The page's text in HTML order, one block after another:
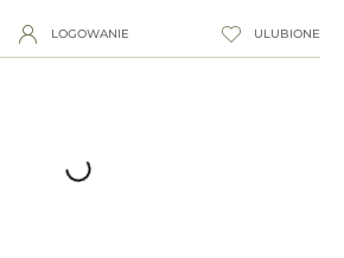
LOGOWANIE ULUBIONE